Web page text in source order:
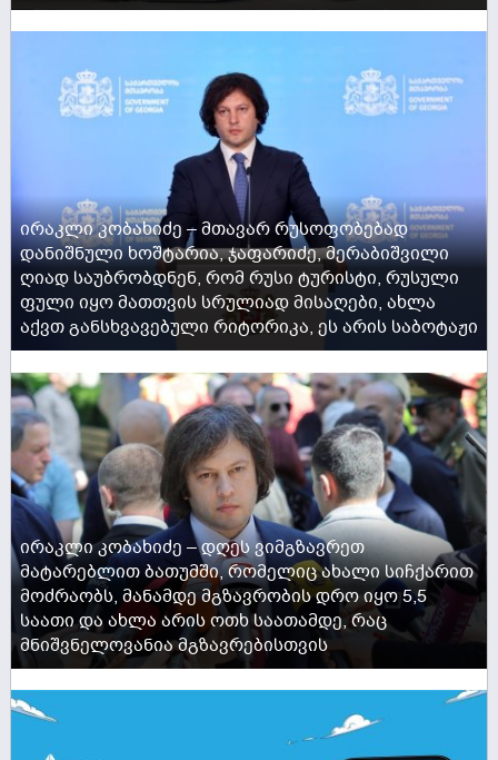
ირაკლი კობახიძე – მთავარ რუსოფობებად
დანიშნული ხოშტარია, ჯაფარიძე, მერაბიშვილი
ღიად საუბრობდნენ, რომ რუსი ტურისტი, რუსული
ფული იყო მათთვის სრულიად მისაღები, ახლა
აქვთ განსხვავებული რიტორიკა, ეს არის საბოტაჟი
ირაკლი კობახიძე – დღეს ვიმგზავრეთ
მატარებლით ბათუმში, რომელიც ახალი სიჩქარით
მოძრაობს, მანამდე მგზავრობის დრო იყო 5,5
საათი და ახლა არის ოთხ საათამდე, რაც
მნიშვნელოვანია მგზავრებისთვის